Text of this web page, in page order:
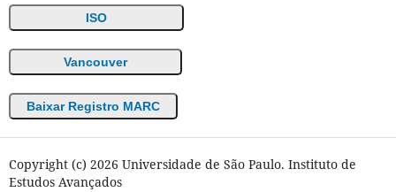
ISO
Vancouver
Baixar Registro MARC
Copyright (c) 2026 Universidade de São Paulo. Instituto de
Estudos Avançados